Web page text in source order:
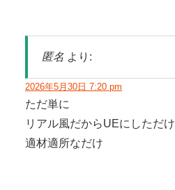
匿名 より:
2026年5月30日 7:20 pm
ただ単に
リアル風だからUEにしただ
適材適所なだけ